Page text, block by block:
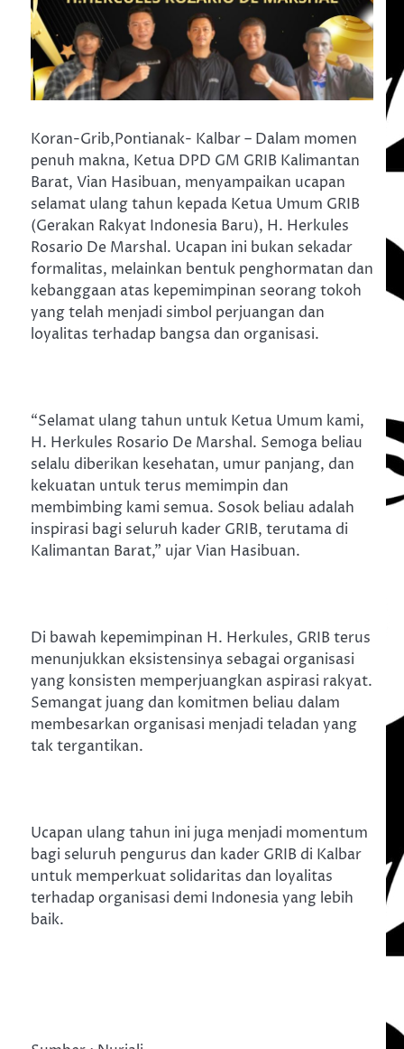
Koran-Grib,Pontianak- Kalbar – Dalam momen
penuh makna, Ketua DPD GM GRIB Kalimantan
Barat, Vian Hasibuan, menyampaikan ucapan
selamat ulang tahun kepada Ketua Umum GRIB
(Gerakan Rakyat Indonesia Baru), H. Herkules
Rosario De Marshal. Ucapan ini bukan sekadar
formalitas, melainkan bentuk penghormatan dan
kebanggaan atas kepemimpinan seorang tokoh
yang telah menjadi simbol perjuangan dan
loyalitas terhadap bangsa dan organisasi.
“Selamat ulang tahun untuk Ketua Umum kami,
H. Herkules Rosario De Marshal. Semoga beliau
selalu diberikan kesehatan, umur panjang, dan
kekuatan untuk terus memimpin dan
membimbing kami semua. Sosok beliau adalah
inspirasi bagi seluruh kader GRIB, terutama di
Kalimantan Barat,” ujar Vian Hasibuan.
Di bawah kepemimpinan H. Herkules, GRIB terus
menunjukkan eksistensinya sebagai organisasi
yang konsisten memperjuangkan aspirasi rakyat.
Semangat juang dan komitmen beliau dalam
membesarkan organisasi menjadi teladan yang
tak tergantikan.
Ucapan ulang tahun ini juga menjadi momentum
bagi seluruh pengurus dan kader GRIB di Kalbar
untuk memperkuat solidaritas dan loyalitas
terhadap organisasi demi Indonesia yang lebih
baik.